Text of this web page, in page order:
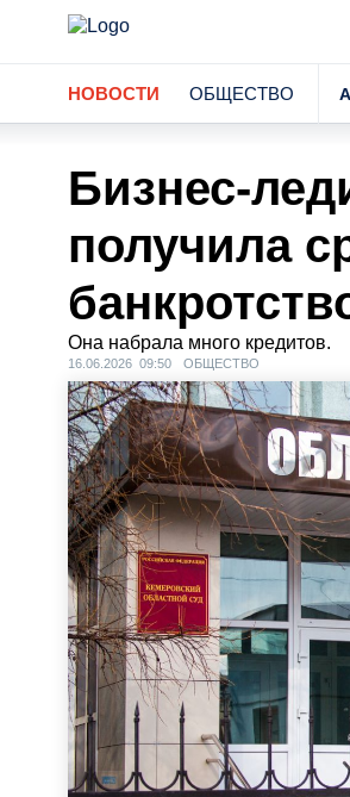
Кузбасса Пандемия
НОВОСТИ ОБЩЕСТВО
Бизнес-
получила
Она набрала много кредитов.
16.06.2026 09:50 ОБЩЕСТВО